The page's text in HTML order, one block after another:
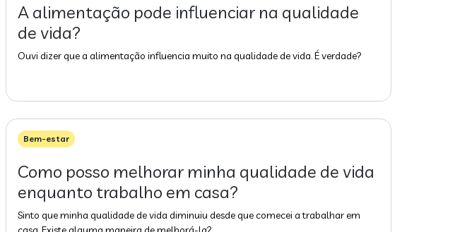
A alimentação pode influenciar na qualidade
de vida?
Ouvi dizer que a alimentação influencia muito na qualidade de vida. É verdade?
Bem-estar
Como posso melhorar minha qualidade de vida
enquanto trabalho em casa?
Sinto que minha qualidade de vida diminuiu desde que comecei a trabalhar em